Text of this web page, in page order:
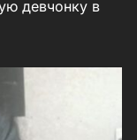
девчонку в